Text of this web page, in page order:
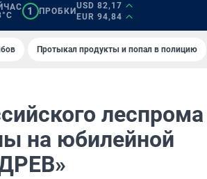
1 ПРОБКИ
USD 82,17
EUR 94,84
Протыкал продукты и попал в полицию
леспрома
на юбилейной